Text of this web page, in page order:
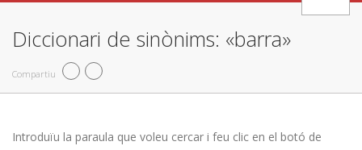
Diccionari de sinònims: «barra»
Compartiu
Introduïu la paraula que voleu cercar i feu clic en el botó de